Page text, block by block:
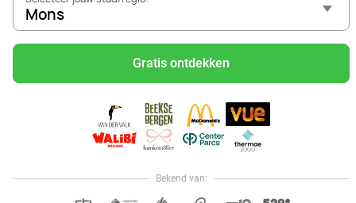
Mons
Gratis ontdekken
Bekend van:
Voordelig genieten in Mons: haal deal-inspiratie uit onze
Mangez des sushis à Mons
Mangez à volonté à Mons
Hoi, onze klantenservice is open,